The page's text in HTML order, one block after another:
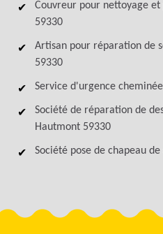
Couvreur pour nettoyage
59330
Artisan pour réparation de
59330
Service d'urgence
Société de réparation de
Hautmont 59330
Société pose de chapeau